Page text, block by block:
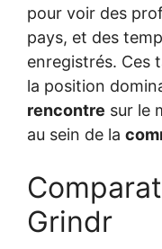
pour voir des
pays, et des
enregistrés. Ces
la position
rencontre sur le
au sein de la
Grindr